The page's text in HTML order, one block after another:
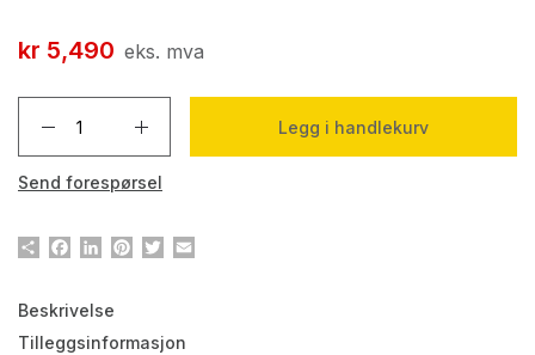
kr 5,490 eks. mva
Legg i handlekurv
Send forespørsel
Del Facebook
LinkedInPinterestTwitter
Beskrivelse
Tilleggsinformasjon